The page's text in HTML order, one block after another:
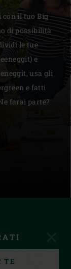
il tuo Big
di possibilità
le tue
e
usa gli
e fatti
farai parte?
TE